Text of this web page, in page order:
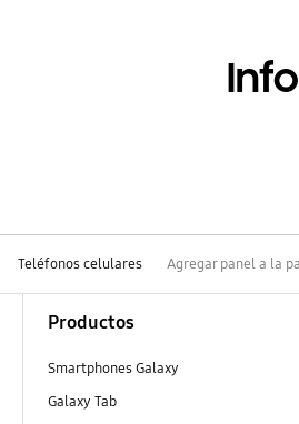
Teléfonos celulares Agregar panel a la
Productos
Smartphones Galaxy
Galaxy Tab